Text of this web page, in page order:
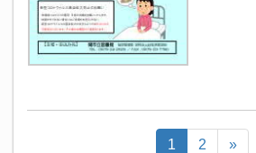
1 2 »